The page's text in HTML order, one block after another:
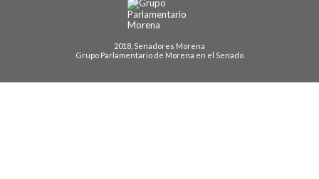
2018, Senadores Morena
Grupo Parlamentario de Morena en el Senado